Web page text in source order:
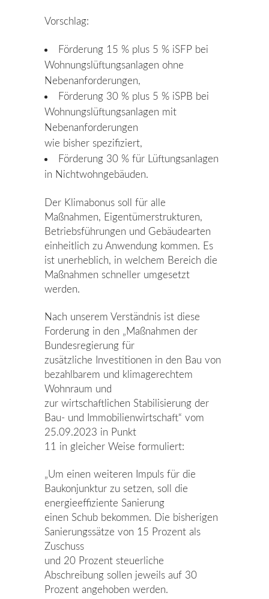
Vorschlag:
Förderung 15 % plus 5 % iSFP bei
Wohnungslüftungsanlagen ohne
Nebenanforderungen,
Förderung 30 % plus 5 % iSPB bei
Wohnungslüftungsanlagen mit
Nebenanforderungen
wie bisher spezifiziert,
Förderung 30 % für Lüftungsanlagen
in Nichtwohngebäuden.
Der Klimabonus soll für alle
Maßnahmen, Eigentümerstrukturen,
Betriebsführungen und Gebäudearten
einheitlich zu Anwendung kommen. Es
ist unerheblich, in welchem Bereich die
Maßnahmen schneller umgesetzt
werden.
Nach unserem Verständnis ist diese
Forderung in den „Maßnahmen der
Bundesregierung für
zusätzliche Investitionen in den Bau von
bezahlbarem und klimagerechtem
Wohnraum und
zur wirtschaftlichen Stabilisierung der
Bau- und Immobilienwirtschaft“ vom
25.09.2023 in Punkt
11 in gleicher Weise formuliert:
„Um einen weiteren Impuls für die
Baukonjunktur zu setzen, soll die
energieeffiziente Sanierung
einen Schub bekommen. Die bisherigen
Sanierungssätze von 15 Prozent als
Zuschuss
und 20 Prozent steuerliche
Abschreibung sollen jeweils auf 30
Prozent angehoben werden.